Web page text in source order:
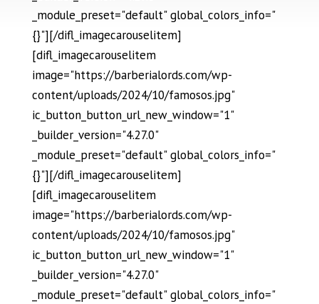
_module_preset="default" global_colors_info="
{}"][/difl_imagecarouselitem]
[difl_imagecarouselitem
image="https://barberialords.com/wp-
content/uploads/2024/10/famosos.jpg"
ic_button_button_url_new_window="1"
_builder_version="4.27.0"
_module_preset="default" global_colors_info="
{}"][/difl_imagecarouselitem]
[difl_imagecarouselitem
image="https://barberialords.com/wp-
content/uploads/2024/10/famosos.jpg"
ic_button_button_url_new_window="1"
_builder_version="4.27.0"
_module_preset="default" global_colors_info="